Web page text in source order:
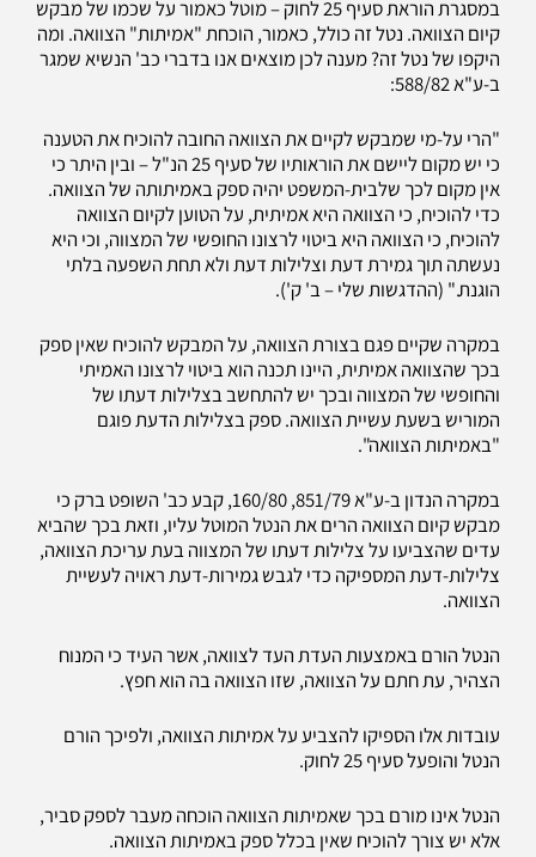
במסגרת הוראת סעיף 25 לחוק – מוטל כאמור על שכמו של מבקש
קיום הצוואה. נטל זה כולל, כאמור, הוכחת "אמיתות" הצוואה. ומה
היקפו של נטל זה? מענה לכן מוצאים אנו בדברי כב' הנשיא שמגר
ב-ע"א 588/82:
"הרי על-מי שמבקש לקיים את הצוואה החובה להוכיח את הטענה
כי יש מקום ליישם את הוראותיו של סעיף 25 הנ"ל – ובין היתר כי
אין מקום לכך שלבית-המשפט יהיה ספק באמיתותה של הצוואה.
כדי להוכיח, כי הצוואה היא אמיתית, על הטוען לקיום הצוואה
להוכיח, כי הצוואה היא ביטוי לרצונו החופשי של המצווה, וכי היא
נעשתה תוך גמירת דעת וצלילות דעת ולא תחת השפעה בלתי
הוגנת." (ההדגשות שלי – ב' ק').
במקרה שקיים פגם בצורת הצוואה, על המבקש להוכיח שאין ספק
בכך שהצוואה אמיתית, היינו תכנה הוא ביטוי לרצונו האמיתי
והחופשי של המצווה ובכך יש להתחשב בצלילות דעתו של
המוריש בשעת עשיית הצוואה. ספק בצלילות הדעת פוגם
"באמיתות הצוואה".
במקרה הנדון ב-ע"א 851/79, 160/80, קבע כב' השופט ברק כי
מבקש קיום הצוואה הרים את הנטל המוטל עליו, וזאת בכך שהביא
עדים שהצביעו על צלילות דעתו של המצווה בעת עריכת הצוואה,
צלילות-דעת המספיקה כדי לגבש גמירות-דעת ראויה לעשיית
הצוואה.
הנטל הורם באמצעות העדת העד לצוואה, אשר העיד כי המנוח
הצהיר, עת חתם על הצוואה, שזו הצוואה בה הוא חפץ.
עובדות אלו הספיקו להצביע על אמיתות הצוואה, ולפיכך הורם
הנטל והופעל סעיף 25 לחוק.
הנטל אינו מורם בכך שאמיתות הצוואה הוכחה מעבר לספק סביר,
אלא יש צורך להוכיח שאין בכלל ספק באמיתות הצוואה.